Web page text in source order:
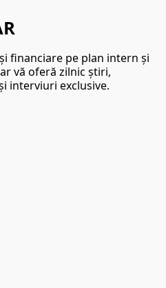
financiare pe plan intern şi
vă oferă zilnic ştiri,
interviuri exclusive.